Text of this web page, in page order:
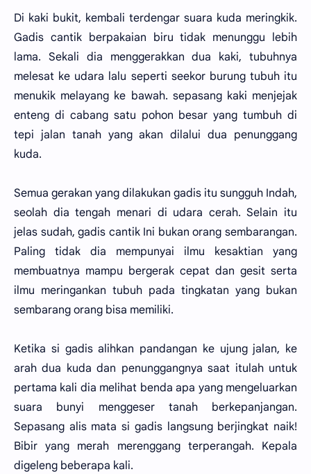
Di kaki bukit, kembali terdengar suara kuda meringkik.
Gadis cantik berpakaian biru tidak menunggu lebih
lama. Sekali dia menggerakkan dua kaki, tubuhnya
melesat ke udara lalu seperti seekor burung tubuh itu
menukik melayang ke bawah. sepasang kaki menjejak
enteng di cabang satu pohon besar yang tumbuh di
tepi jalan tanah yang akan dilalui dua penunggang
kuda.
Semua gerakan yang dilakukan gadis itu sungguh Indah,
seolah dia tengah menari di udara cerah. Selain itu
jelas sudah, gadis cantik Ini bukan orang sembarangan.
Paling tidak dia mempunyai ilmu kesaktian yang
membuatnya mampu bergerak cepat dan gesit serta
ilmu meringankan tubuh pada tingkatan yang bukan
sembarang orang bisa memiliki.
Ketika si gadis alihkan pandangan ke ujung jalan, ke
arah dua kuda dan penunggangnya saat itulah untuk
pertama kali dia melihat benda apa yang mengeluarkan
suara bunyi menggeser tanah berkepanjangan.
Sepasang alis mata si gadis langsung berjingkat naik!
Bibir yang merah merenggang terperangah. Kepala
digeleng beberapa kali.